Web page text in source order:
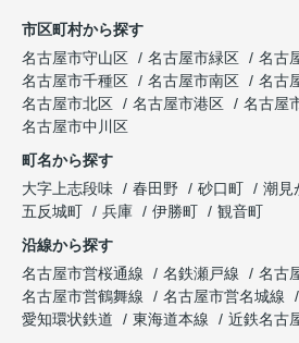
市区町村から探す
名古屋市守山区
名古屋市緑区
名古
名古屋市千種区
名古屋市南区
名古
名古屋市北区
名古屋市港区
名古屋
名古屋市中川区
町名から探す
大字上志段味
春田野 砂口町 潮見
五反城町
兵庫 伊勝町
観音町
沿線から探す
名古屋市営桜通線
名鉄瀬戸線 名古
名古屋市営鶴舞線
名古屋市営名城線
愛知環状鉄道
東海道本線
近鉄名古